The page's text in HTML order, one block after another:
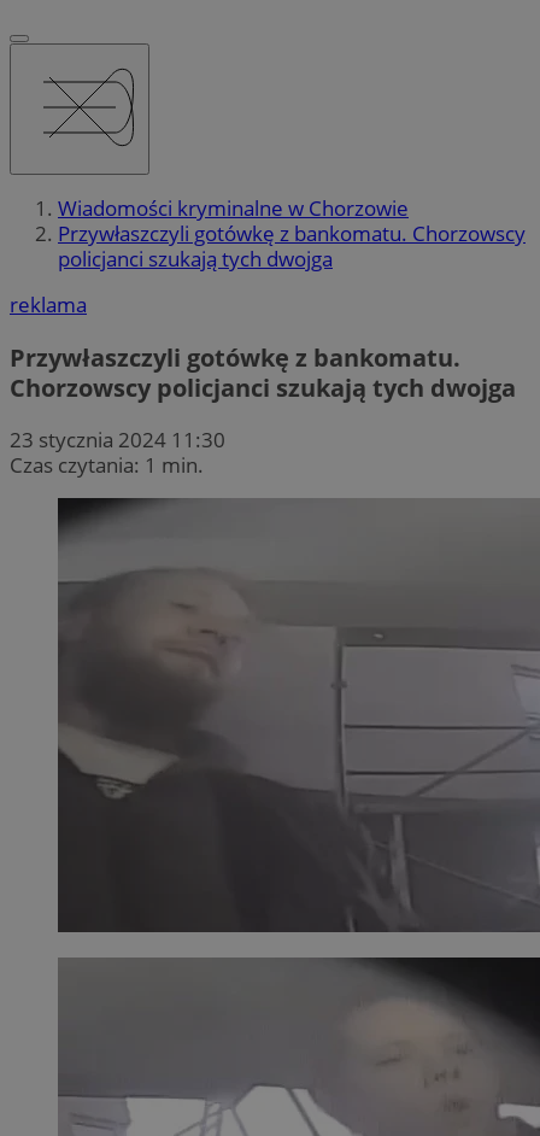
Wiadomości kryminalne w Chorzowie
Przywłaszczyli gotówkę z bankomatu. Chorzowscy
policjanci szukają tych dwojga
reklama
Przywłaszczyli gotówkę z bankomatu.
Chorzowscy policjanci szukają tych dwojga
23 stycznia 2024 11:30
Czas czytania: 1 min.